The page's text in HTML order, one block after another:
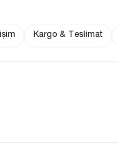
Kargo & Teslimat